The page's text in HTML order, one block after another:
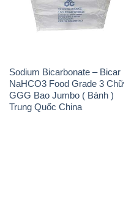
Sodium Bicarbonate – Bicar
NaHCO3 Food Grade 3 Chữ
GGG Bao Jumbo ( Bành )
Trung Quốc China